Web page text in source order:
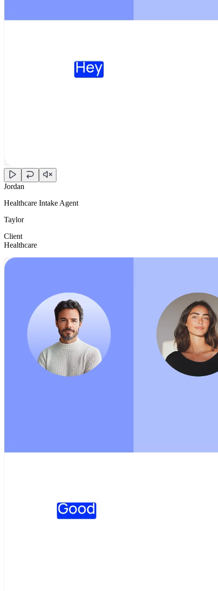
Jordan
Healthcare Intake Agent
Taylor
Client
Healthcare